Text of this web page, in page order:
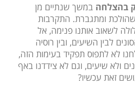
בהצלחה במשך שנתיים מן
ומתגברת. התקרבות
לשאוב אותנו פנימה, אל
לבין השיעים, ובין רוסיה
לא לתפוס תפקיד בעימות הזה,
ולא שיעים, וגם לא צידדנו באף
זאת עכשיו?